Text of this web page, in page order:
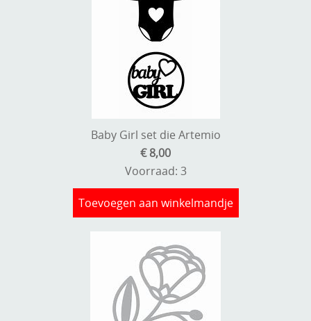
Baby Girl set die Artemio
€ 8,00
Voorraad: 3
Toevoegen aan winkelmandje